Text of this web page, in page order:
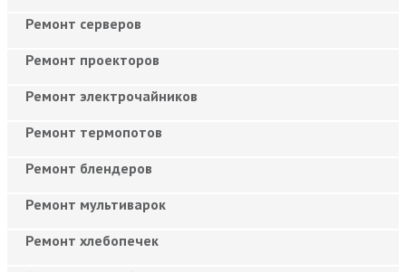
Ремонт серверов
Ремонт проекторов
Ремонт электрочайников
Ремонт термопотов
Ремонт блендеров
Ремонт мультиварок
Ремонт хлебопечек